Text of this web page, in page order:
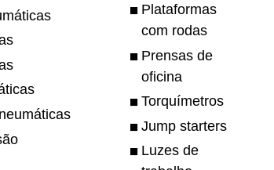
Plataformas
com rodas
Prensas de
oficina
Torquímetros
Jump starters
Luzes de